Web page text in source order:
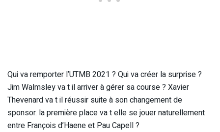
Qui va remporter l’UTMB 2021 ? Qui va créer la surprise ?
Jim Walmsley va t il arriver à gérer sa course ? Xavier
Thevenard va t il réussir suite à son changement de
sponsor. la première place va t elle se jouer naturellement
entre François d’Haene et Pau Capell ?